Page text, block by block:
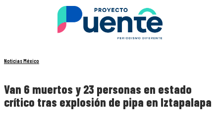
Noticias México
Van 6 muertos y 23 personas en estado
crítico tras explosión de pipa en Iztapalapa